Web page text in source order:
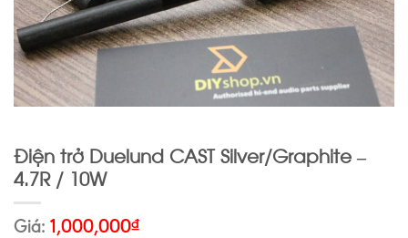
Điện trở Duelund CAST Silver/Graphite –
4.7R / 10W
Giá: 1,000,000₫